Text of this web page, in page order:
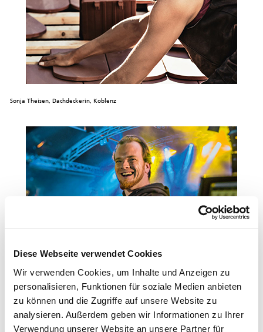
Diese Webseite verwendet Cookies
Wir verwenden Cookies, um Inhalte und Anzeigen zu
personalisieren, Funktionen für soziale Medien anbieten
zu können und die Zugriffe auf unsere Website zu
analysieren. Außerdem geben wir Informationen zu Ihrer
Verwendung unserer Website an unsere Partner für
Sonja Theisen, Dachdeckerin, Koblenz
Patrick Paul, Tontechniker, Berlin